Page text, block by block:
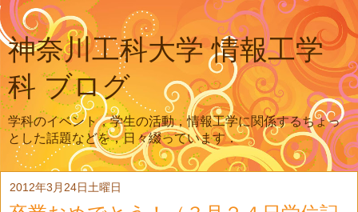
神奈川工科大学 情報工学
科 ブログ
学科のイベント，学生の活動，情報工学に関係するちょっ
とした話題などを，日々綴っています．
2012年3月24日土曜日